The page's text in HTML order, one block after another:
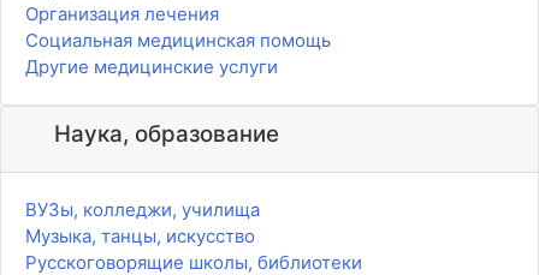
Организация лечения
Социальная медицинская помощь
Другие медицинские услуги
Наука, образование
ВУЗы, колледжи, училища
Музыка, танцы, искусство
Русскоговорящие школы, библиотеки